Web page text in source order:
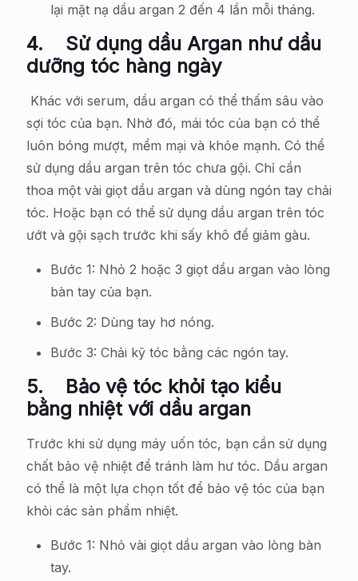
lại mặt nạ dầu argan 2 đến 4 lần mỗi tháng.
4. Sử dụng dầu Argan như dầu
dưỡng tóc hàng ngày
Khác với serum, dầu argan có thể thấm sâu vào
sợi tóc của bạn. Nhờ đó, mái tóc của bạn có thể
luôn bóng mượt, mềm mại và khỏe mạnh. Có thể
sử dụng dầu argan trên tóc chưa gội. Chỉ cần
thoa một vài giọt dầu argan và dùng ngón tay chải
tóc. Hoặc bạn có thể sử dụng dầu argan trên tóc
ướt và gội sạch trước khi sấy khô để giảm gàu.
Bước 1: Nhỏ 2 hoặc 3 giọt dầu argan vào lòng
bàn tay của bạn.
Bước 2: Dùng tay hơ nóng.
Bước 3: Chải kỹ tóc bằng các ngón tay.
5. Bảo vệ tóc khỏi tạo kiểu
bằng nhiệt với dầu argan
Trước khi sử dụng máy uốn tóc, bạn cần sử dụng
chất bảo vệ nhiệt để tránh làm hư tóc. Dầu argan
có thể là một lựa chọn tốt để bảo vệ tóc của bạn
khỏi các sản phẩm nhiệt.
Bước 1: Nhỏ vài giọt dầu argan vào lòng bàn
tay.